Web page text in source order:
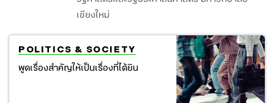
เชียงใหม่
POLITICS & SOCIETY
พูดเรื่องสำคัญให้เป็นเรื่องที่ได้ยิน